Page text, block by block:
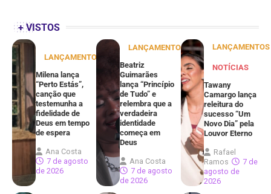
+ VISTOS
LANÇAMENTOS
Milena lança
“Perto Estás”,
canção que
testemunha a
fidelidade de
Deus em tempo
de espera
Ana Costa
7 de agosto
de 2026
LANÇAMENTOS
Beatriz
Guimarães
lança “Princípio
de Tudo” e
relembra que a
verdadeira
identidade
começa em
Deus
Ana Costa
7 de agosto
de 2026
LANÇAMENTOS
NOTÍCIAS
Tawany
Camargo lança
releitura do
sucesso “Um
Novo Dia” pela
Louvor Eterno
Rafael
Ramos
7 de
agosto de
2026